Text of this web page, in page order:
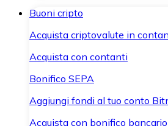
Buoni cripto
Acquista criptovalute in
Acquista con contanti
Bonifico SEPA
Aggiungi fondi al tuo conto
Acquista con bonifico bancario